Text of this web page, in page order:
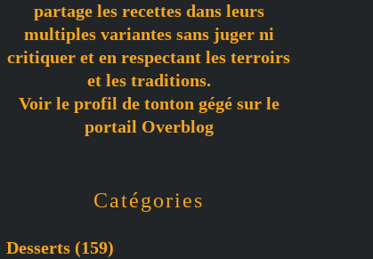
Catégories
Desserts (159)
partage les recettes dans leurs
multiples variantes sans juger ni
critiquer et en respectant les terroirs
et les traditions.
Voir le profil de tonton gégésur le
portail Overblog